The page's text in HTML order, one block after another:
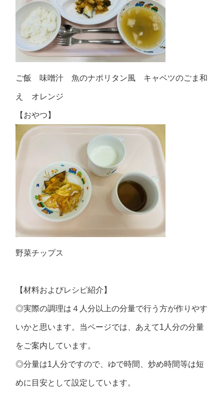
ご飯 味噌汁 魚のナポリタン風 キャベツのごま和
え オレンジ
【おやつ】
野菜チップス
【材料およびレシピ紹介】
◎実際の調理は４人分以上の分量で行う方が作りやす
いかと思います。当ページでは、あえて1人分の分量
をご案内しています。
◎分量は1人分ですので、ゆで時間、炒め時間等は短
めに目安として設定しています。